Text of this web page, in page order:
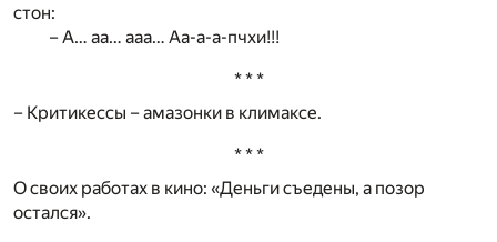
стон:
– А… аа… ааа… Аа-а-а-пчхи!!!
* * *
– Критикессы – амазонки в климаксе.
* * *
О своих работах в кино: «Деньги съедены, а позор
остался».